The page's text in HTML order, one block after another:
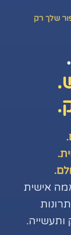
שלך רק
אישית
ותעשייה.